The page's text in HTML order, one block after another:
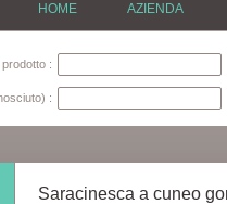
HOME AZIENDA
prodotto :
:
Saracinesca a cuneo